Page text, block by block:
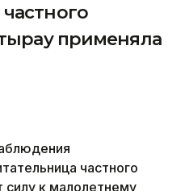
применяла
частного
силу к малолетнему